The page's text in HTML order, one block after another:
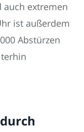
extremen
ist außerdem
Abstürzen